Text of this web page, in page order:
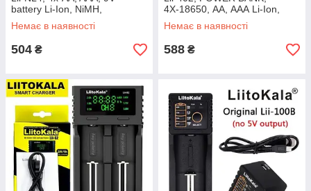
battery Li-Ion, NiMH,
ОРИГИНАЛ
Немає в наявності
504 ₴
4Х-18650, АА, ААА Li-Ion,
LiFePO4, Ni-Mh, ОРІГІНАЛ
Немає в наявності
588 ₴